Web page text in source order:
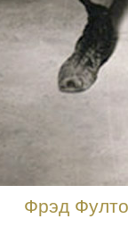
Фрэд